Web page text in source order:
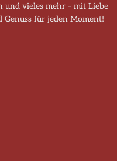
und vieles mehr – mit Liebe
für jeden Moment!